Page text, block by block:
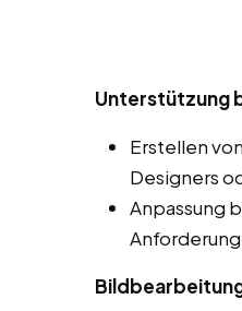
Unterstützung
Erstellen
Designers
Anpassung